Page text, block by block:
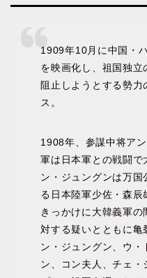
1909年10月に中国・
を映画化し、祖国独立
阻止しようとする勢
ス。
1908年、参謀中将ア
軍は日本軍との戦闘で
ン・ジュングンは万
る日本陸軍少佐・森辰
きっかけに大韓義軍
対する疑いとともに
ン・ジュングン、ウ・
ン、コン夫人、チェ・